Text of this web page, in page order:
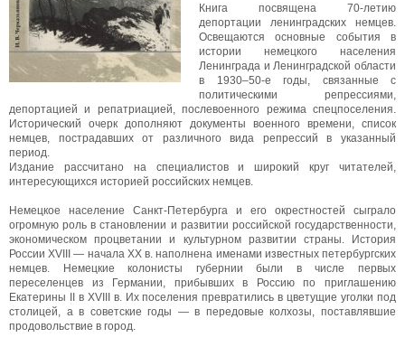
Книга посвящена 70-летию
депортации ленинградских немцев.
Освещаются основные события в
истории немецкого населения
Ленинграда и Ленинградской области
в 1930–50-е годы, связанные с
политическими репрессиями,
депортацией и репатриацией, послевоенного режима спецпоселения.
Исторический очерк дополняют документы военного времени, список
немцев, пострадавших от различного вида репрессий в указанный
период.
Издание рассчитано на специалистов и широкий круг читателей,
интересующихся историей российских немцев.
Немецкое население Санкт-Петербурга и его окрестностей сыграло
огромную роль в становлении и развитии российской государственности,
экономическом процветании и культурном развитии страны. История
России XVIII — начала XX в. наполнена именами известных петербургских
немцев. Немецкие колонисты губернии были в числе первых
переселенцев из Германии, прибывших в Россию по приглашению
Екатерины II в XVIII в. Их поселения превратились в цветущие уголки под
столицей, а в советские годы — в передовые колхозы, поставлявшие
продовольствие в город.